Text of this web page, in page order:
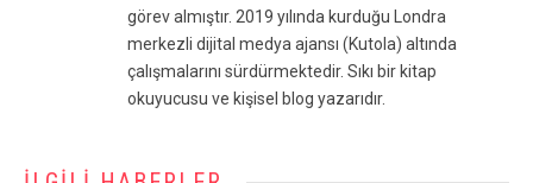
görev almıştır. 2019 yılında kurduğu Londra
merkezli dijital medya ajansı (Kutola) altında
çalışmalarını sürdürmektedir. Sıkı bir kitap
okuyucusu ve kişisel blog yazarıdır.